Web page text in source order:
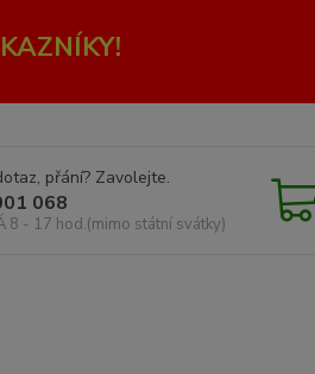
přání? Zavolejte.
068
8 - 17 hod.(mimo státní svátky)